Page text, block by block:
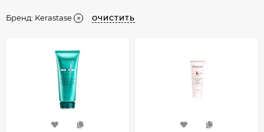
Бренд: Kerastase ОЧИСТИТЬ